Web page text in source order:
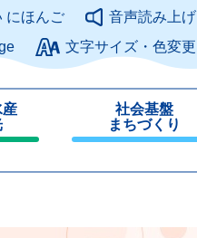
のページの本文へ
にほんご
音声読み上げ
文字サイズ・色変更
産
社会基盤
まちづくり
じ